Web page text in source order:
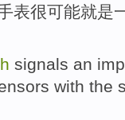
表很可能就是
signals an
with the